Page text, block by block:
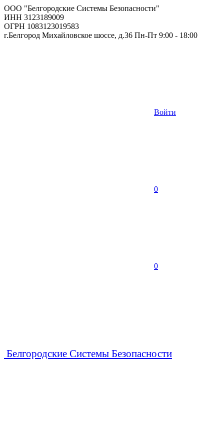
ООО "Белгородские Системы Безопасности"
ИНН 3123189009
ОГРН 1083123019583
г.Белгород Михайловское шоссе, д.36 Пн-Пт 9:00 - 18:00
Войти
0
0
Белгородские Системы Безопасности